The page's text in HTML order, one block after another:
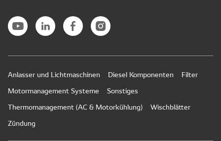
Anlasser und Lichtmaschinen Diesel Komponenten
Filter
Motormanagement Systeme
Sonstiges
Thermomanagement (AC & Motorkühlung)
Wischblätter
Zündung